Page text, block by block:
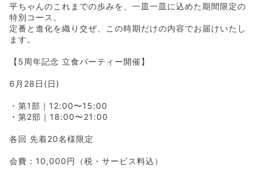
平ちゃんのこれまでの歩みを、一皿一皿に込めた期間限定の
特別コース。
定番と進化を織り交ぜ、この時期だけの内容でお届けいたし
ます。
【5周年記念 立食パーティー開催】
6月28日(日)
・第1部｜12:00〜15:00
・第2部｜18:00〜21:00
各回 先着20名様限定
会費：10,000円（税・サービス料込）